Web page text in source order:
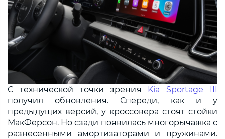
С технической точки зрения Kia Sportage III
получил обновления. Спереди, как и у
предыдущих версий, у кроссовера стоят стойки
МакФерсон. Но сзади появилась многорычажка с
разнесенными амортизаторами и пружинами.